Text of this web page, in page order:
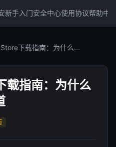
新手入门安全中心使用协议帮助中
下载指南：为什么...
载指南：为什么